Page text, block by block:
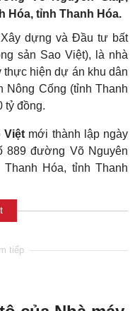
Hóa, tỉnh Thanh Hóa.
dựng và Đầu tư bất
sản Sao Việt), là nhà
hiện dự án khu dân
Nông Cống (tỉnh Thanh
tỷ đồng.
Việt mới thành lập ngày
889 đường Võ Nguyên
Hóa, tỉnh Thanh